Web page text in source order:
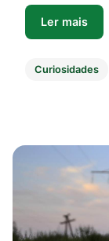
Ler mais
Curiosidades